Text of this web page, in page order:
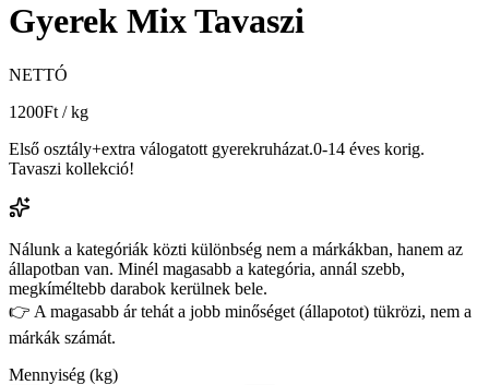
Gyerek Mix Tavaszi
NETTÓ
1200Ft / kg
Első osztály+extra válogatott gyerekruházat.0-14 éves korig.
Tavaszi kollekció!
Nálunk a kategóriák közti különbség nem a márkákban, hanem az
állapotban van. Minél magasabb a kategória, annál szebb,
megkíméltebb darabok kerülnek bele.
👉 A magasabb ár tehát a jobb minőséget (állapotot) tükrözi, nem a
márkák számát.
Mennyiség (kg)